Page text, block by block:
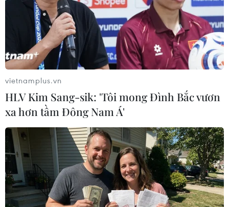
tài nổi bật. (Ảnh: Hoài Nam/Vietnam+)
Giải thưởng năm nay có 13 Giải A, 27 Giải B, 49 Giải C và 39
Giải Khuyến khích ở 13 thể loại. (Ảnh: Hoài Nam/Vietnam+)
vietnamplus.vn
HLV Kim Sang-sik: 'Tôi mong Đình Bắc vươn
xa hơn tầm Đông Nam Á'